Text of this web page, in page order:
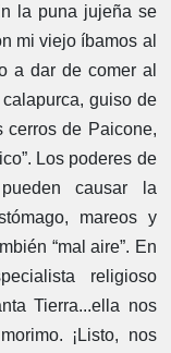
la puna jujeña se
mi viejo íbamos al
a dar de comer al
guiso de
cerros de Paicone,
Los poderes de
causar la
mareos y
“mal aire”. En
religioso
Tierra...ella nos
¡Listo, nos